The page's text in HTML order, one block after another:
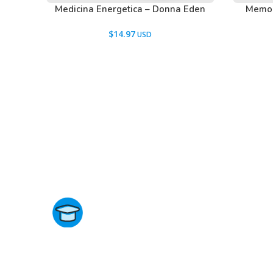
Medicina Energetica – Donna Eden
$14.97